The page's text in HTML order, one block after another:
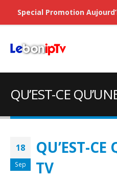
QU’EST-CE
18
Sep
QU’EST-CE
TV
Special Promotion